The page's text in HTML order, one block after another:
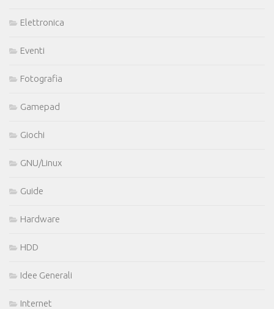
Elettronica
Eventi
Fotografia
Gamepad
Giochi
GNU/Linux
Guide
Hardware
HDD
Idee Generali
Internet